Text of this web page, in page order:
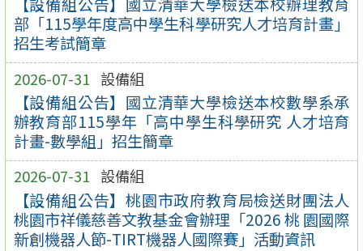
部「115學年度高中學生科學研究人才培育計畫」
招生考試簡章
2026-07-31 設備組
【設備組公告】國立清華大學檢送本校數學系承
辦教育部115學年「高中學生科學研究 人才培育
計畫-數學組」招生簡章
2026-07-31 設備組
【設備組公告】桃園市政府教育局檢送財團法人
桃園市祥儀慈善文教基金會辦理「2026 桃 園國際
新創機器人節-TIRT機器人國際賽」活動資訊